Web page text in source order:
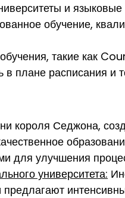
и
обучение,
такие как
в плане расписания
короля Седжона,
для улучшения
университета: